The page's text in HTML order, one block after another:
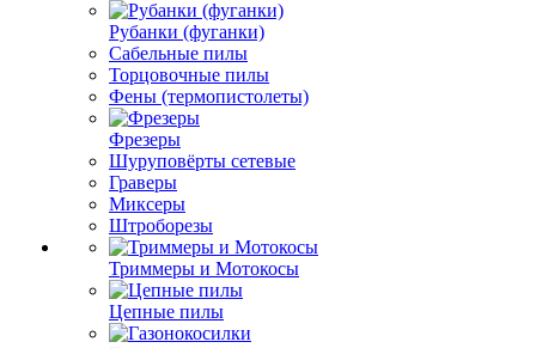
Рубанки (фуганки)
Сабельные пилы
Торцовочные пилы
Фены (термопистолеты)
Фрезеры
Шуруповёрты сетевые
Граверы
Миксеры
Штроборезы
Триммеры и Мотокосы
Цепные пилы